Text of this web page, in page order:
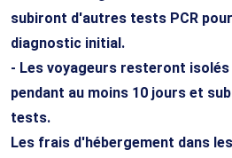
subiront d'autres tests PCR
diagnostic initial.
- Les voyageurs resteront
pendant au moins 10 jours et
tests.
Les frais d'hébergement dans